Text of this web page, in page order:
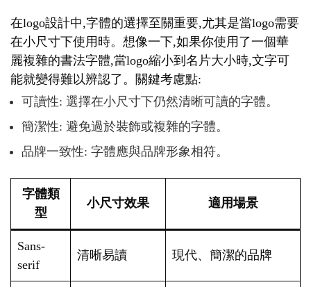
在logo設計中,字體的選擇至關重要,尤其是當logo需要
在小尺寸下使用時。想像一下,如果你使用了一個華
麗複雜的書法字體,當logo縮小到名片大小時,文字可
能就變得難以辨認了。關鍵考慮點:
可讀性: 選擇在小尺寸下仍然清晰可讀的字體。
簡潔性: 避免過於裝飾或複雜的字體。
品牌一致性: 字體應與品牌形象相符。
字體類
型
小尺寸效果 適用場景
Sans-
serif
清晰易讀 現代、簡潔的品牌